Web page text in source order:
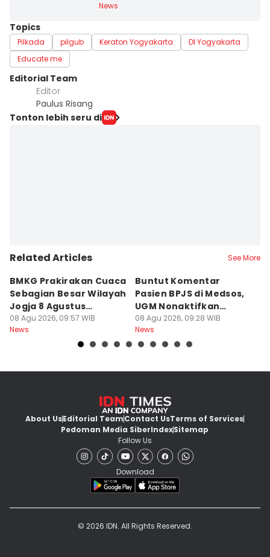
News
Topics
Pilkada pilgub Keraton Yogyakarta
DI Yogyakarta
Educate me
Editorial Team
Editor
Paulus Risang
Tonton lebih seru di
Related Articles See More
BMKG Prakirakan Cuaca
Sebagian Besar Wilayah
Jogja 8 Agustus
Berawan
08 Agu 2026, 09:57 WIB
News
Buntut Komentar
Pasien BPJS di Medsos,
UGM Nonaktifkan
Dokter PPDS
08 Agu 2026, 09:28 WIB
News
About UsEditorial TeamContact UsTerms of Services
Pedoman Media SiberIndexSitemap
Follow Us
Download
© 2026 IDN. All Rights Reserved.